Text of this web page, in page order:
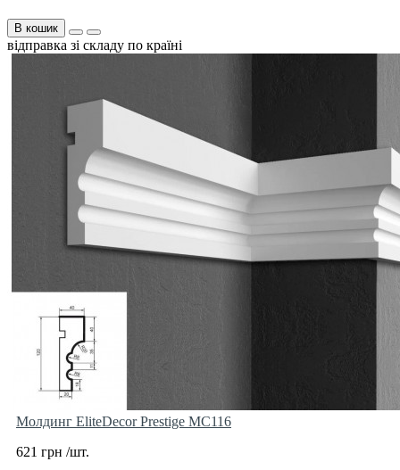
В кошик
відправка зі складу по країні
Молдинг EliteDecor Prestige MC116
621 грн /шт.